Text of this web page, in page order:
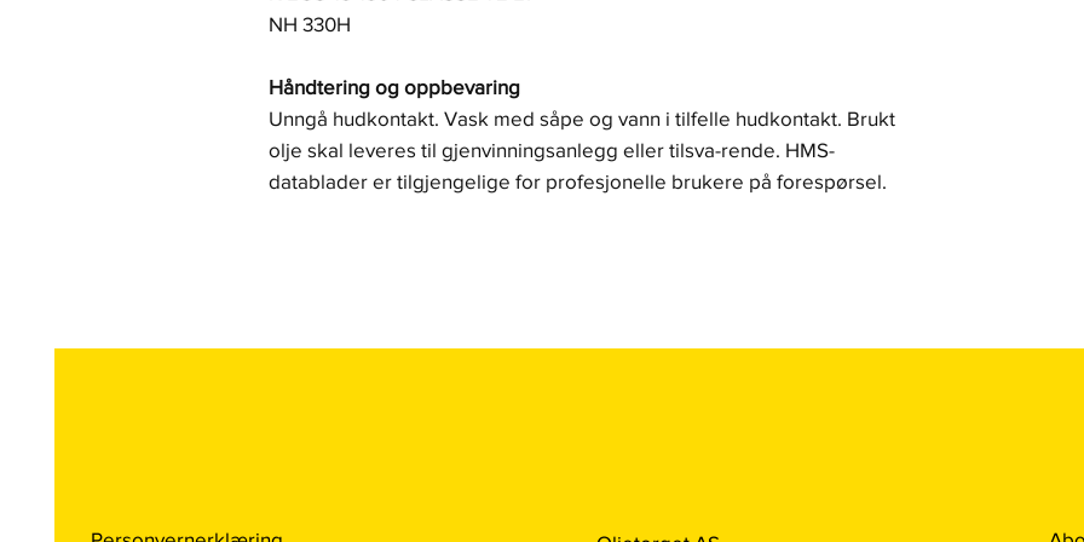
NH 330H
Håndtering og oppbevaring
Unngå hudkontakt. Vask med såpe og vann i tilfelle hudkontakt. Brukt
olje skal leveres til gjenvinningsanlegg eller tilsva-rende. HMS-
datablader er tilgjengelige for profesjonelle brukere på forespørsel.